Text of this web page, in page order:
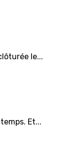
le...
Et...